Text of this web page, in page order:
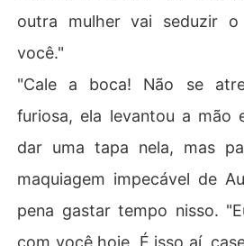
outra mulher vai seduzir
você."
"Cale a boca! Não se
furiosa, ela levantou a mão
dar uma tapa nela, mas
maquiagem impecável de
pena gastar tempo nisso.
com você hoje. É isso aí,